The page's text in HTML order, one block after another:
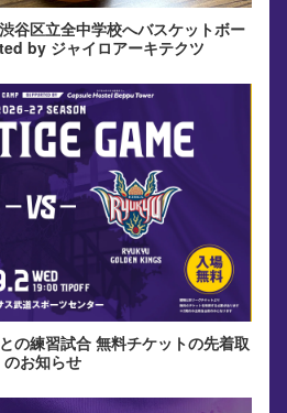
谷区立全中学校へバスケットボー
by ジャイロアーキテクツ
の練習試合 無料チケットの先着取
お知らせ